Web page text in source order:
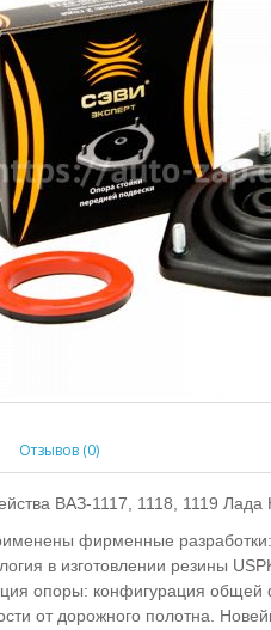
Отзывов (0)
ВАЗ-1117, 1118, 1119 Лада
фирменные разработки:
в изготовлении резины
опоры: конфигурация
от дорожного полотна.